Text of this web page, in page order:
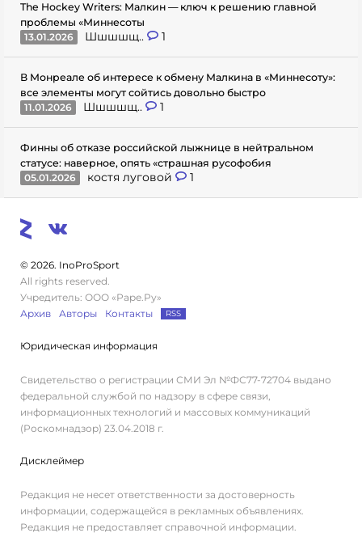
The Hockey Writers: Малкин — ключ к решению главной
проблемы «Миннесоты
13.01.2026
Шшшшщ.. 1
В Монреале об интересе к обмену Малкина в «Миннесоту»:
все элементы могут сойтись довольно быстро
11.01.2026
Шшшшщ.. 1
Финны об отказе российской лыжнице в нейтральном
статусе: наверное, опять «страшная русофобия
05.01.2026
костя луговой 1
© 2026. InoProSport
All rights reserved.
Учредитель: ООО «Раре.Ру»
Архив
Авторы Контакты RSS
Юридическая информация
Свидетельство о регистрации СМИ Эл №ФС77-72704 выдано
федеральной службой по надзору в сфере связи,
информационных технологий и массовых коммуникаций
(Роскомнадзор) 23.04.2018 г.
Дисклеймер
Редакция не несет ответственности за достоверность
информации, содержащейся в рекламных объявлениях.
Редакция не предоставляет справочной информации.